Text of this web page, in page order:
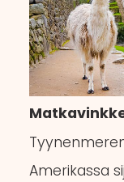
Amerikassa